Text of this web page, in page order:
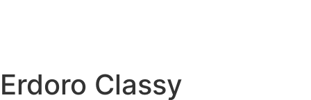
Erdoro Classy